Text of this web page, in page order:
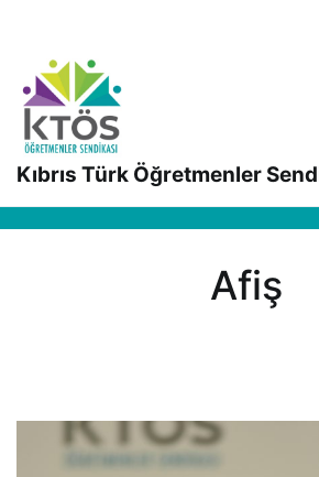
Kıbrıs Türk Öğretmenler
Afiş